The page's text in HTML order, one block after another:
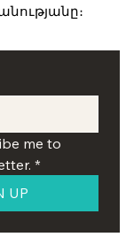
me to
*
UP